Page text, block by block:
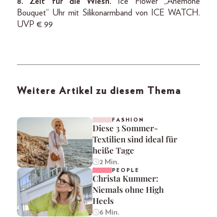
Bouquet“ Uhr mit Silikonarmband von ICE WATCH.
UVP € 99
Weitere Artikel zu diesem Thema
FASHION
Diese 3 Sommer-
Textilien sind ideal für
heiße Tage
2 Min.
PEOPLE
Christa Kummer:
Niemals ohne High
Heels
6 Min.